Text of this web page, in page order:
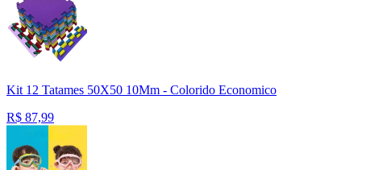
Kit 12 Tatames 50X50 10Mm - Colorido Economico
R$ 87,99